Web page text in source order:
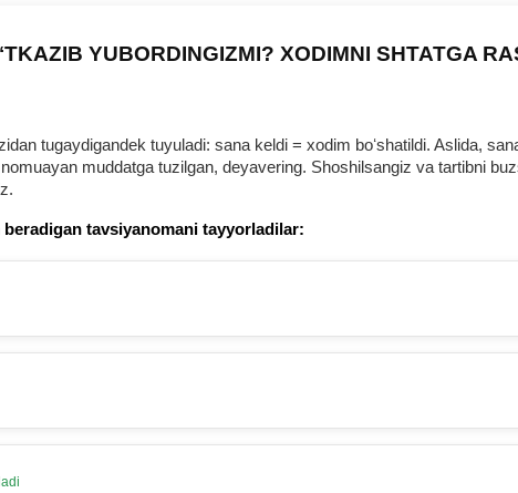
YUBORDINGIZMI? XODIMNI SHTATGA
tugaydigandek tuyuladi: sana keldi = хodim boʻshatildi. Aslida,
muddatga tuzilgan, deyavering. Shoshilsangiz va tartibni
tavsiyanomani tayyorladilar: